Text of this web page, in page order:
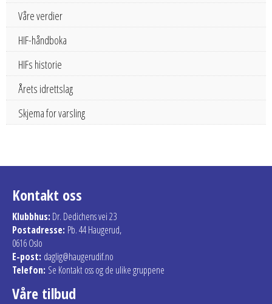
Våre verdier
HIF-håndboka
HIFs historie
Årets idrettslag
Skjema for varsling
Kontakt oss
Klubbhus: Dr. Dedichens vei 23
Postadresse: Pb. 44 Haugerud,
0616 Oslo
E-post: daglig@haugerudif.no
Telefon: Se Kontakt oss og de ulike gruppene
Våre tilbud